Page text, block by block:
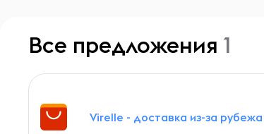
Все предложения 1
Virelle - доставка из-за рубежа